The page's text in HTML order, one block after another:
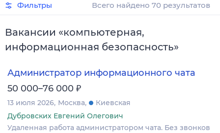
Фильтры Всего найдено 70 результатов
Вакансии «компьютерная,
информационная безопасность»
Администратор информационного чата
50 000–76 000 ₽
13 июля 2026 Москва
Киевская
Дубровских Евгений Олегович
Удаленная работа администратором чата. Без звонков